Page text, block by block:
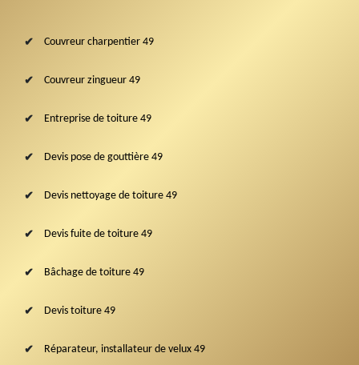
Couvreur charpentier 49
Couvreur zingueur 49
Entreprise de toiture 49
Devis pose de gouttière 49
Devis nettoyage de toiture 49
Devis fuite de toiture 49
Bâchage de toiture 49
Devis toiture 49
Réparateur, installateur de velux 49